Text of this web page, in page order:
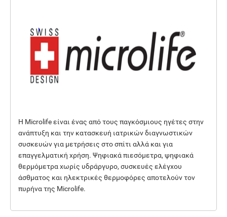
Η Microlife είναι ένας από τους παγκόσμιους ηγέτες στην
ανάπτυξη και την κατασκευή ιατρικών διαγνωστικών
συσκευών για μετρήσεις στο σπίτι αλλά και για
επαγγελματική χρήση. Ψηφιακά πιεσόμετρα, ψηφιακά
θερμόμετρα χωρίς υδράργυρο, συσκευές ελέγχου
άσθματος και ηλεκτρικές θερμοφόρες αποτελούν τον
πυρήνα της Microlife.